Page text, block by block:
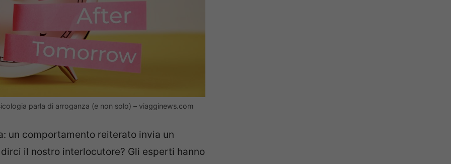
parla di arroganza (e non solo) – viagginews.com
un comportamento reiterato invia un
il nostro interlocutore? Gli esperti hanno